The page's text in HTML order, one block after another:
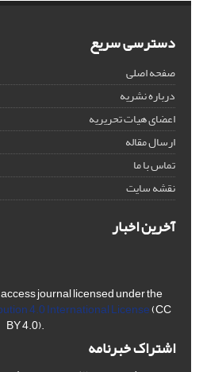
دسترسی سریع
صفحه اصلی
درباره نشریه
اعضای هیات تحریریه
ارسال مقاله
تماس با ما
نقشه سایت
آخرین اخبار
journal licensed under the
4.0 International License(CC
BY 4.0).
اشتراک خبرنامه